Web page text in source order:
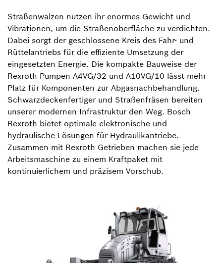
Straßenwalzen nutzen ihr enormes Gewicht und
Vibrationen, um die Straßenoberfläche zu verdichten.
Dabei sorgt der geschlossene Kreis des Fahr- und
Rüttelantriebs für die effiziente Umsetzung der
eingesetzten Energie. Die kompakte Bauweise der
Rexroth Pumpen A4VG/32 und A10VG/10 lässt mehr
Platz für Komponenten zur Abgasnachbehandlung.
Schwarzdeckenfertiger und Straßenfräsen bereiten
unserer modernen Infrastruktur den Weg. Bosch
Rexroth bietet optimale elektronische und
hydraulische Lösungen für Hydraulikantriebe.
Zusammen mit Rexroth Getrieben machen sie jede
Arbeitsmaschine zu einem Kraftpaket mit
kontinuierlichem und präzisem Vorschub.